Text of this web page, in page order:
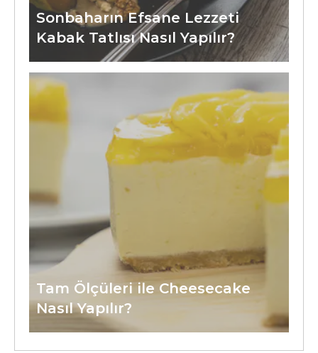
Sonbaharın Efsane Lezzeti
Kabak Tatlısı Nasıl Yapılır?
Tam Ölçüleri ile Cheesecake
Nasıl Yapılır?